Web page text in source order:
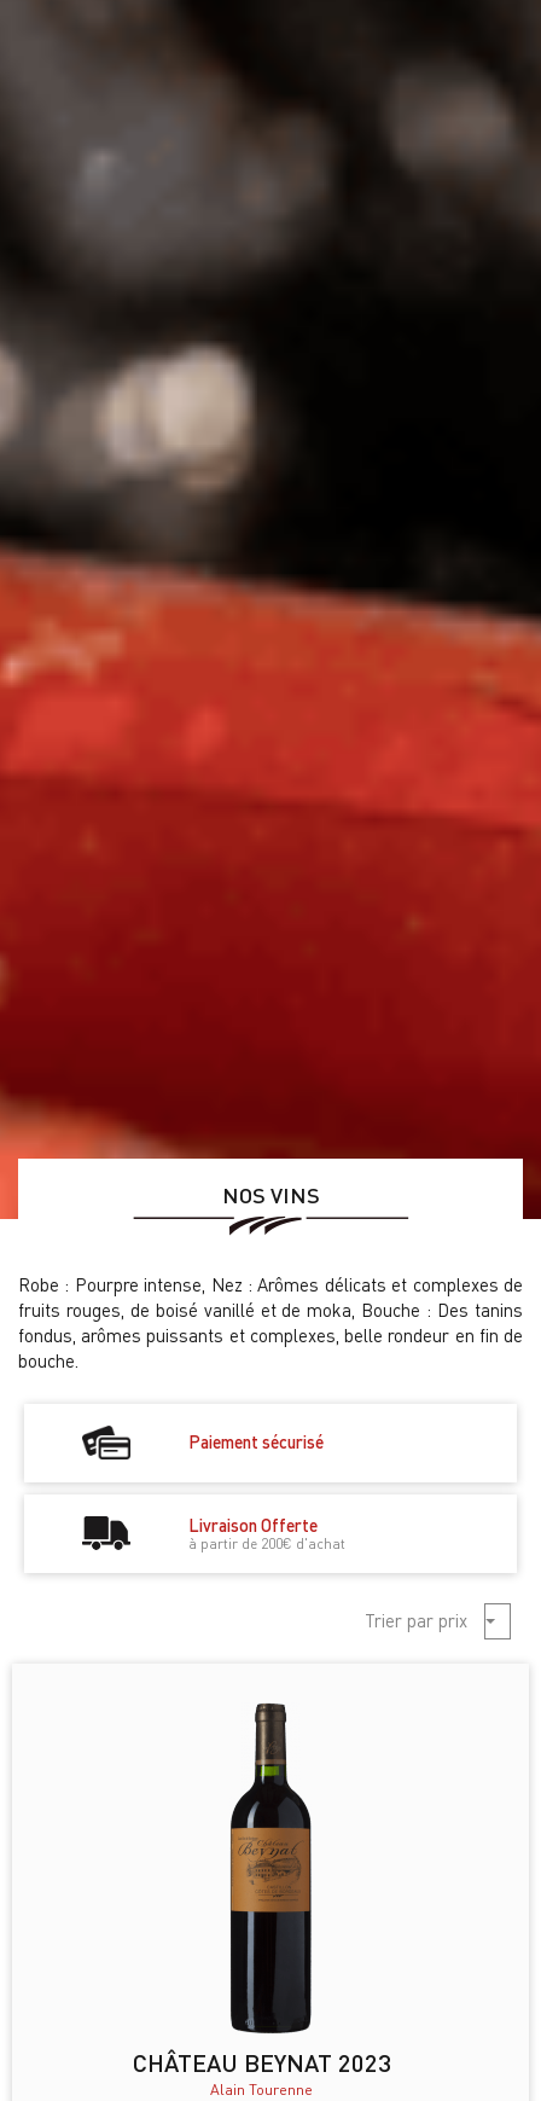
NOS VINS
Robe : Pourpre intense, Nez : Arômes délicats et complexes de
fruits rouges, de boisé vanillé et de moka, Bouche : Des tanins
fondus, arômes puissants et complexes, belle rondeur en fin de
bouche.
Paiement sécurisé
Livraison Offerte
à partir de 200€ d'achat
Trier par prix
CHÂTEAU BEYNAT 2023
Alain Tourenne